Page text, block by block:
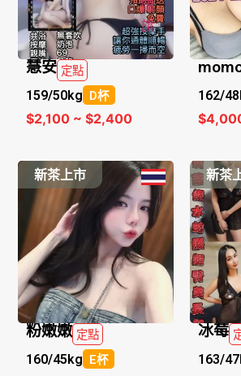
慧安 定點
159/50kg D杯
$2,100 ~ $2,400
162/
新茶上市
粉嫩嫩 定點
160/45kg E杯
新茶
冰莓
163/